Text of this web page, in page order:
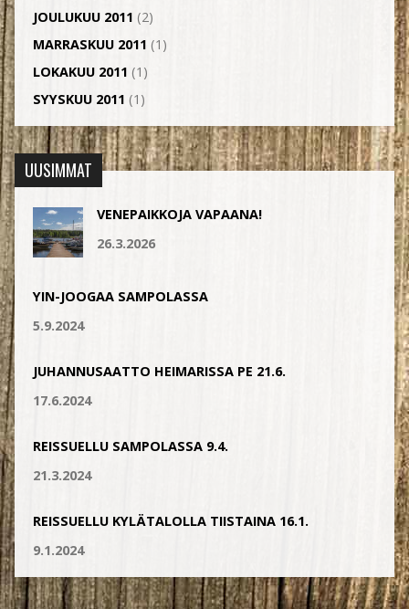
JOULUKUU 2011 (2)
MARRASKUU 2011 (1)
LOKAKUU 2011 (1)
SYYSKUU 2011 (1)
UUSIMMAT
VENEPAIKKOJA VAPAANA!
26.3.2026
YIN-JOOGAA SAMPOLASSA
5.9.2024
JUHANNUSAATTO HEIMARISSA PE 21.6.
17.6.2024
REISSUELLU SAMPOLASSA 9.4.
21.3.2024
REISSUELLU KYLÄTALOLLA TIISTAINA 16.1.
9.1.2024